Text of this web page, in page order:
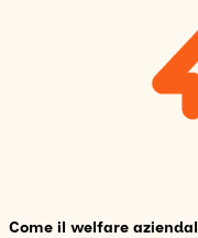
Come il welfare